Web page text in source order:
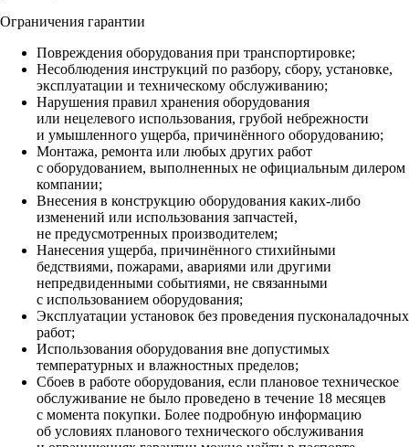
Ограничения гарантии
Повреждения оборудования при транспортировке;
Несоблюдения инструкций по разбору, сбору, установке,
эксплуатации и техническому обслуживанию;
Нарушения правил хранения оборудования
или нецелевого использования, грубой небрежности
и умышленного ущерба, причинённого оборудованию;
Монтажа, ремонта или любых других работ
с оборудованием, выполненных не официальным дилером
компании;
Внесения в конструкцию оборудования каких‑либо
изменений или использования запчастей,
не предусмотренных производителем;
Нанесения ущерба, причинённого стихийными
бедствиями, пожарами, авариями или другими
непредвиденными событиями, не связанными
с использованием оборудования;
Эксплуатации установок без проведения пусконаладочных
работ;
Использования оборудования вне допустимых
температурных и влажностных пределов;
Сбоев в работе оборудования, если плановое техническое
обслуживание не было проведено в течение 18 месяцев
с момента покупки. Более подробную информацию
об условиях планового технического обслуживания